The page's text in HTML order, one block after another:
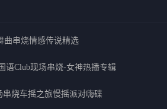
曲串烧情感传说精选
语Club现场串烧-女神热播专辑
串烧车摇之旅慢摇派对嗨碟